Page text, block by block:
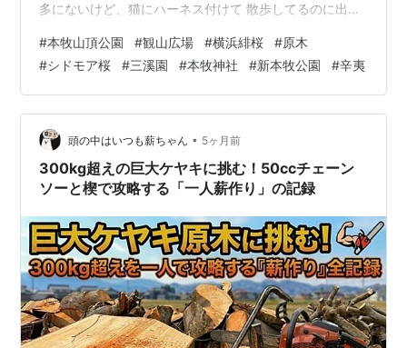
多にないけど、猫にハーネス付けて 散歩してるのに出く
猫ちゃんだからかな うちのコ達、練習させたけどハーネ
スが全くダメで 散歩なんて到底無理、 特にかみゅはニュ
ルニュルしてるので しっかりハーネス付けても抜け出す
かも （服脱いじゃうし）と思うと、恐ろしいです、、 そ
ういえば、昭和の時代、 叔母の留守時にキジ猫のお世話
に度々行き…
#本牧山頂公園 #観山広場 #横浜緋桜 #原木
#シドモア桜 #三溪園 #本牧神社 #新本牧公園 #辛夷
頭の中はいつも薪ちゃん • 5ヶ月前
300kg超えの巨大ケヤキに挑む！50ccチェーン
ソーと楔で攻略する「一人薪作り」の記録